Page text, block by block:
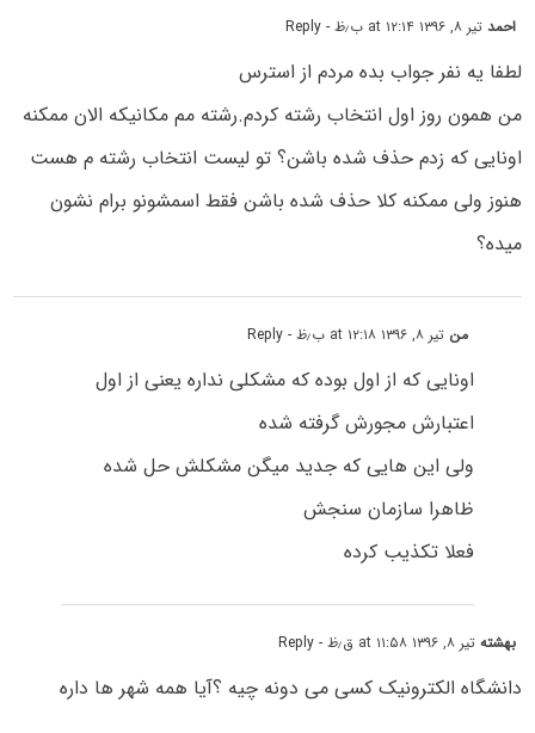
احمدتیر ۸, ۱۳۹۶ at ۱۲:۱۴ ب٫ظ - Reply
لطفا یه نفر جواب بده مردم از استرس
من همون روز اول انتخاب رشته کردم.رشته مم مکانیکه الان ممکنه
اونایی که زدم حذف شده باشن؟ تو لیست انتخاب رشته م هست
هنوز ولی ممکنه کلا حذف شده باشن فقط اسمشونو برام نشون
میده؟
من تیر ۸, ۱۳۹۶ at ۱۲:۱۸ ب٫ظ - Reply
اونایی که از اول بوده که مشکلی نداره یعنی از اول
اعتبارش مجورش گرفته شده
ولی این هایی که جدید میگن مشکلش حل شده
ظاهرا سازمان سنجش
فعلا تکذیب کرده
بهشتهتیر ۸, ۱۳۹۶ at ۱۱:۵۸ ق٫ظ - Reply
دانشگاه الکترونیک کسی می دونه چیه ؟آیا همه شهر ها داره